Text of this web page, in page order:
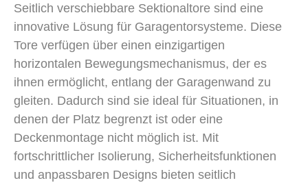
Seitlich verschiebbare Sektionaltore sind eine
innovative Lösung für Garagentorsysteme. Diese
Tore verfügen über einen einzigartigen
horizontalen Bewegungsmechanismus, der es
ihnen ermöglicht, entlang der Garagenwand zu
gleiten. Dadurch sind sie ideal für Situationen, in
denen der Platz begrenzt ist oder eine
Deckenmontage nicht möglich ist. Mit
fortschrittlicher Isolierung, Sicherheitsfunktionen
und anpassbaren Designs bieten seitlich